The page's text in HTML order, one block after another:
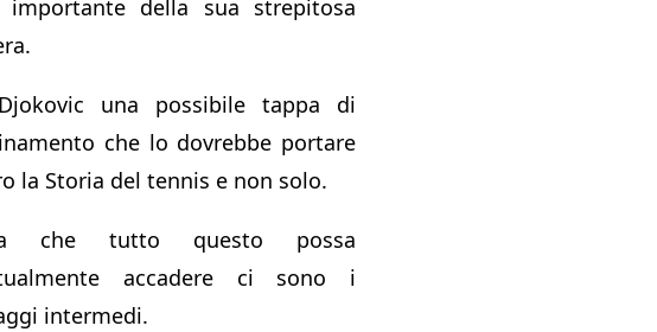
importante della sua strepitosa
una possibile tappa di
che lo dovrebbe portare
la Storia del tennis e non solo.
che tutto questo possa
accadere ci sono i
intermedi.